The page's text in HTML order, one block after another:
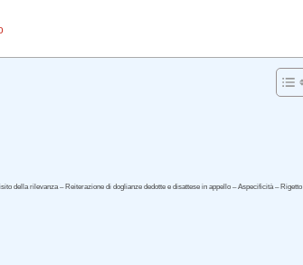
della rilevanza – Reiterazione di doglianze dedotte e disattese in appello – Aspecificità – Rigetto